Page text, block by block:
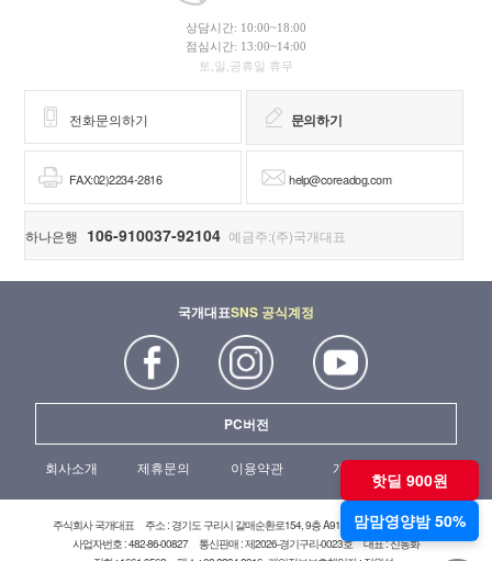
상담시간: 10:00~18:00
점심시간: 13:00~14:00
토,일,공휴일 휴무
전화문의하기 문의하기
FAX:02)2234-2816 help@coreadog.com
하나은행 106-910037-92104 예금주:(주)국개대표
국개대표SNS 공식계정
PC버전
회사소개 제휴문의 이용약관 개인정보처리방침
주식회사 국개대표
주소 : 경기도 구리시 갈매순환로154, 9층 A919호(갈매현대테라타워)
사업자번호 : 482-86-00827
통신판매 : 제2026-경기구리-0023호
대표 : 신동화
핫딜 900원
맘맘영양밤 50%